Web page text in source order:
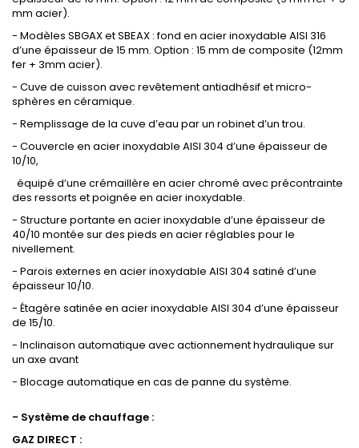
mm acier).
- Modèles SBGAX et SBEAX : fond en acier inoxydable AISI 316
d’une épaisseur de 15 mm. Option : 15 mm de composite (12mm
fer + 3mm acier).
- Cuve de cuisson avec revêtement antiadhésif et micro-
sphères en céramique.
- Remplissage de la cuve d’eau par un robinet d’un trou.
- Couvercle en acier inoxydable AISI 304 d’une épaisseur de
10/10,
équipé d’une crémaillère en acier chromé avec précontrainte
des ressorts et poignée en acier inoxydable.
- Structure portante en acier inoxydable d’une épaisseur de
40/10 montée sur des pieds en acier réglables pour le
nivellement.
- Parois externes en acier inoxydable AISI 304 satiné d’une
épaisseur 10/10.
- Étagère satinée en acier inoxydable AISI 304 d’une épaisseur
de 15/10.
- Inclinaison automatique avec actionnement hydraulique sur
un axe avant
- Blocage automatique en cas de panne du système.
- Système de chauffage :
GAZ DIRECT :